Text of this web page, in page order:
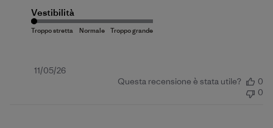
Vestibilità
Data
11/05/26
Questa recensione è stata utile?
0
0